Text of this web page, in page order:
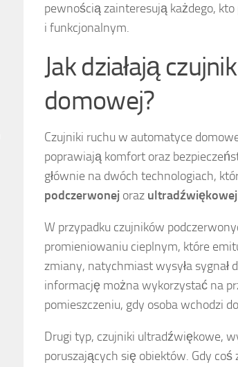
pewnością zainteresują każdego,
i funkcjonalnym.
Jak działają
domowej?
Czujniki ruchu w automatyce
poprawiają komfort oraz
głównie na dwóch technologiach,
podczerwonej oraz ultradźwiękowej
W przypadku czujników
promieniowaniu cieplnym, które
zmiany, natychmiast wysyła sygnał
informację można wykorzystać na
pomieszczeniu, gdy osoba wchodzi
Drugi typ, czujniki ultradźwiękowe,
poruszających się obiektów. Gdy coś